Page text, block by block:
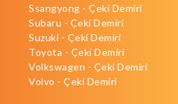
Ssangyong - Çeki Demiri
Subaru - Çeki Demiri
Suzuki - Çeki Demiri
Toyota - Çeki Demiri
Volkswagen - Çeki Demiri
Volvo - Çeki Demiri